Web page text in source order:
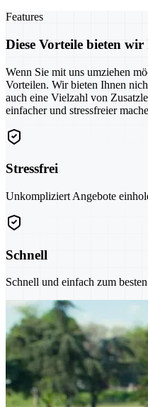
Features
Diese Vorteile bieten wir
Wenn Sie mit uns umziehen
Vorteilen. Wir bieten Ihnen
auch eine Vielzahl von
einfacher und stressfreier
Stressfrei
Unkompliziert Angebote
Schnell
Schnell und einfach zum